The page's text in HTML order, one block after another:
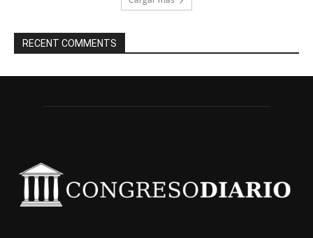
RECENT COMMENTS